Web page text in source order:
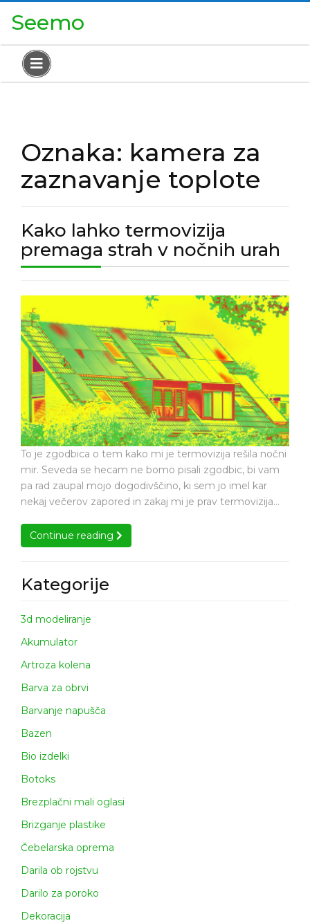
Seemo
Oznaka: kamera za
zaznavanje toplote
Kako lahko termovizija
premaga strah v nočnih urah
lahko
termovizija
premaga
nočnih
urah
To je zgodbica o tem kako mi je termovizija rešila nočni
mir. Seveda se hecam ne bomo pisali zgodbic, bi vam
pa rad zaupal mojo dogodivščino, ki sem jo imel kar
nekaj večerov zapored in zakaj mi je prav termovizija…
Continue reading
Kategorije
3d modeliranje
Akumulator
Artroza kolena
Barva za obrvi
Barvanje napušča
Bazen
Bio izdelki
Botoks
Brezplačni mali oglasi
Brizganje plastike
Čebelarska oprema
Darila ob rojstvu
Darilo za poroko
Dekoracija